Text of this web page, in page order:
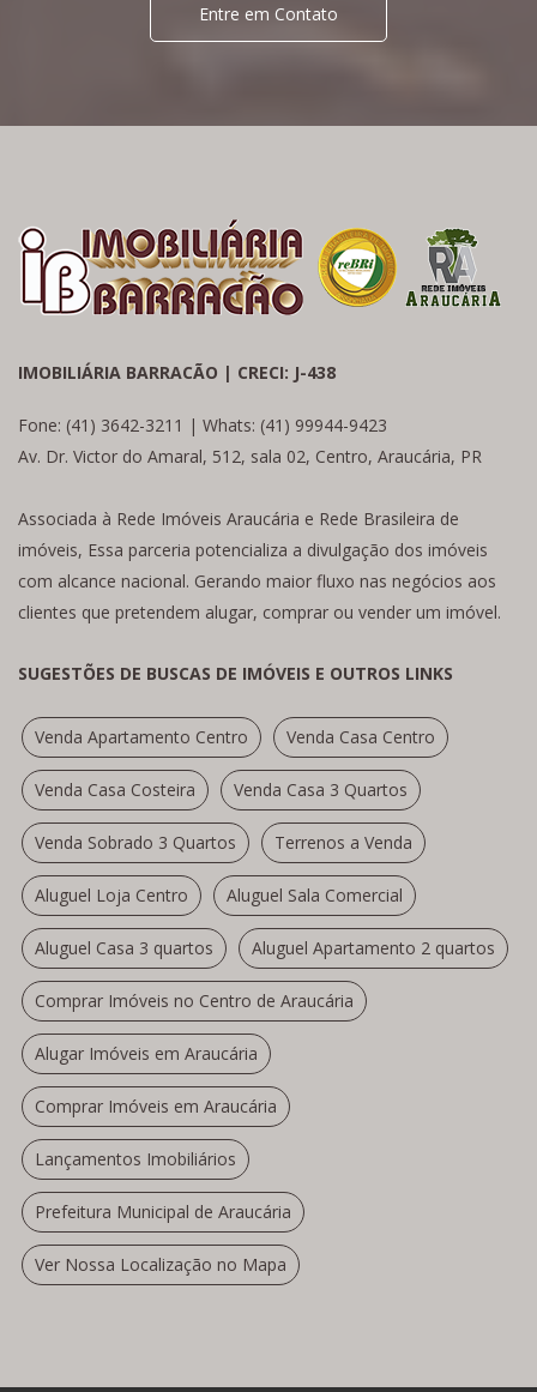
Entre em Contato
IMOBILIÁRIA BARRACÃO | CRECI: J-438
Fone: (41) 3642-3211 | Whats: (41) 99944-9423
Av. Dr. Victor do Amaral, 512, sala 02, Centro, Araucária, PR
Associada à Rede Imóveis Araucária e Rede Brasileira de
imóveis, Essa parceria potencializa a divulgação dos imóveis
com alcance nacional. Gerando maior fluxo nas negócios aos
clientes que pretendem alugar, comprar ou vender um imóvel.
SUGESTÕES DE BUSCAS DE IMÓVEIS E OUTROS LINKS
Venda Apartamento Centro Venda Casa Centro
Venda Casa Costeira Venda Casa 3 Quartos
Venda Sobrado 3 Quartos Terrenos a Venda
Aluguel Loja Centro Aluguel Sala Comercial
Aluguel Casa 3 quartos Aluguel Apartamento 2 quartos
Comprar Imóveis no Centro de Araucária
Alugar Imóveis em Araucária
Comprar Imóveis em Araucária
Lançamentos Imobiliários
Prefeitura Municipal de Araucária
Ver Nossa Localização no Mapa